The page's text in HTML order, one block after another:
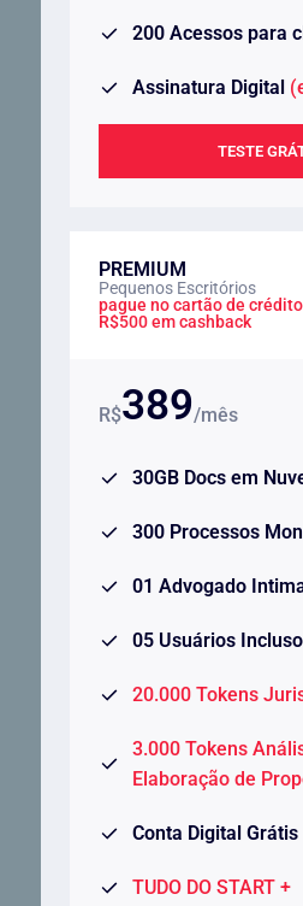
200 Acessos para
Assinatura Digital
TESTE
PREMIUM
Pequenos Escritórios
pague no cartão de
R$500 em cashback
R$389/mês
30GB Docs em
300 Processos
01 Advogado
05 Usuários
20.000 Tokens
3.000 Tokens
Elaboração de
Conta Digital Grátis
TUDO DO START +